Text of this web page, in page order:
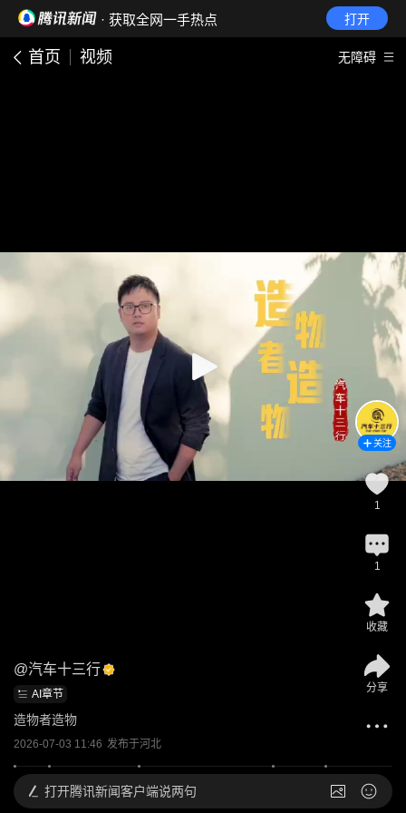
· 获取全网一手热点 打开
首页 视频 无障碍
@汽车十三行
AI章节
造物者造物
2026-07-03 11:46 发布于河北
关注
1
1
收藏
分享
打开腾讯新闻客户端说两句